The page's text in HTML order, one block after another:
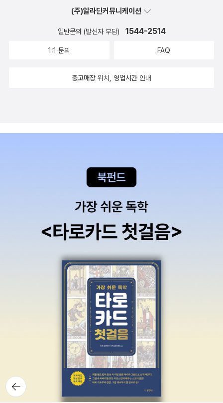
뒤로가
기
(주)알라딘커뮤니케이션
일반문의 (발신자 부담) 1544-2514
1:1 문의 FAQ
중고매장 위치, 영업시간 안내